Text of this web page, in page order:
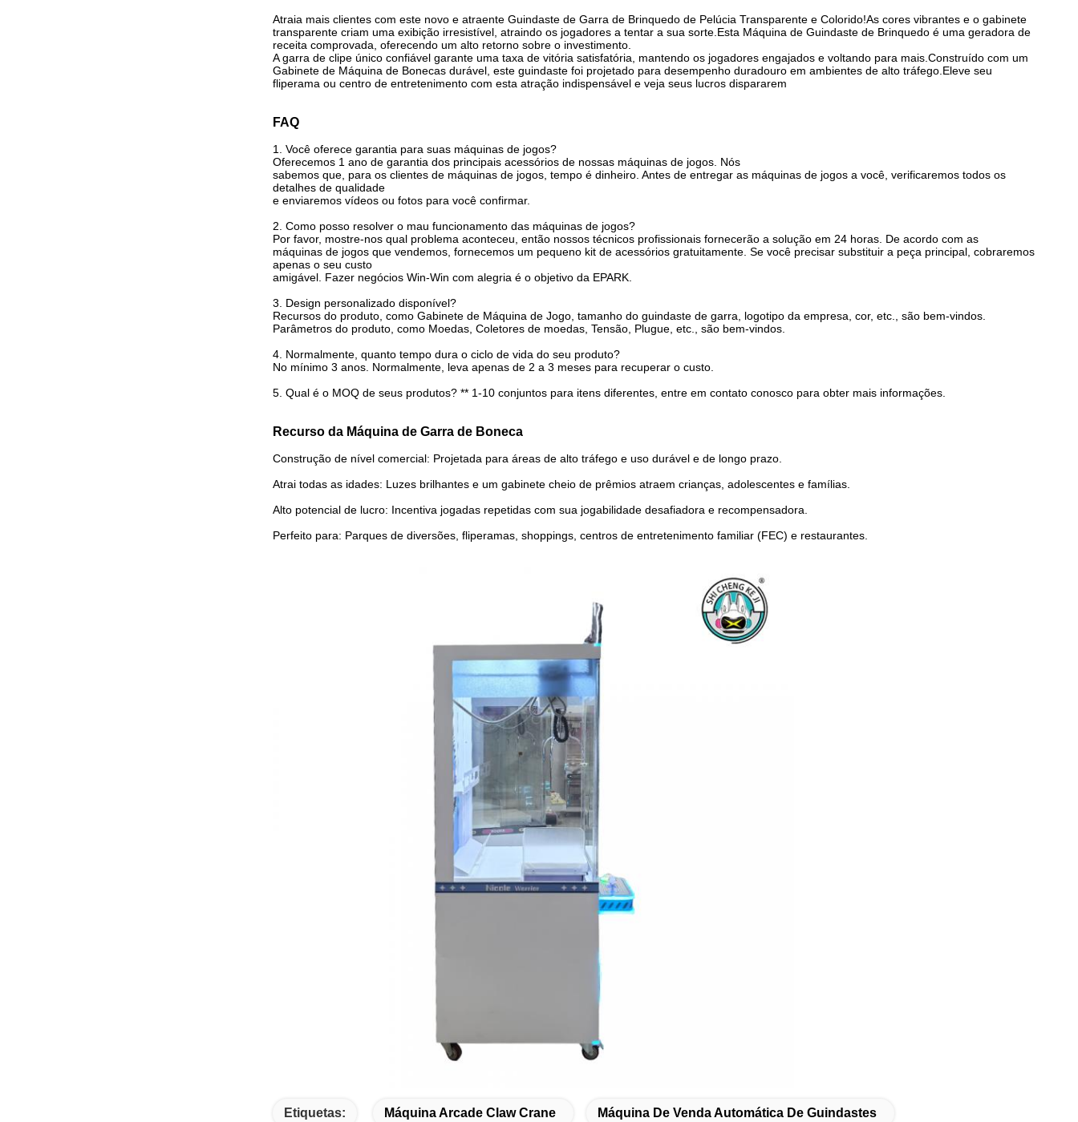
Atraia mais clientes com este novo e atraente Guindaste de Garra de Brinquedo de Pelúcia Transparente e Colorido!As cores vibrantes e o gabinete
transparente criam uma exibição irresistível, atraindo os jogadores a tentar a sua sorte. Esta Máquina de Guindaste de Brinquedo é uma geradora de
receita comprovada, oferecendo um alto retorno sobre o investimento.
A garra de clipe único confiável garante uma taxa de vitória satisfatória, mantendo os jogadores engajados e voltando para mais. Construído com um
Gabinete de Máquina de Bonecas durável, este guindaste foi projetado para desempenho duradouro em ambientes de alto tráfego. Eleve seu
fliperama ou centro de entretenimento com esta atração indispensável e veja seus lucros dispararem
FAQ
1. Você oferece garantia para suas máquinas de jogos?
Oferecemos 1 ano de garantia dos principais acessórios de nossas máquinas de jogos. Nós
sabemos que, para os clientes de máquinas de jogos, tempo é dinheiro. Antes de entregar as máquinas de jogos a você, verificaremos todos os
detalhes de qualidade
e enviaremos vídeos ou fotos para você confirmar.
2. Como posso resolver o mau funcionamento das máquinas de jogos?
Por favor, mostre-nos qual problema aconteceu, então nossos técnicos profissionais fornecerão a solução em 24 horas. De acordo com as
máquinas de jogos que vendemos, fornecemos um pequeno kit de acessórios gratuitamente. Se você precisar substituir a peça principal, cobraremos
apenas o seu custo
amigável. Fazer negócios Win-Win com alegria é o objetivo da EPARK.
3. Design personalizado disponível?
Recursos do produto, como Gabinete de Máquina de Jogo, tamanho do guindaste de garra, logotipo da empresa, cor, etc., são bem-vindos.
Parâmetros do produto, como Moedas, Coletores de moedas, Tensão, Plugue, etc., são bem-vindos.
4. Normalmente, quanto tempo dura o ciclo de vida do seu produto?
No mínimo 3 anos. Normalmente, leva apenas de 2 a 3 meses para recuperar o custo.
5. Qual é o MOQ de seus produtos? ** 1-10 conjuntos para itens diferentes, entre em contato conosco para obter mais informações.
Recurso da Máquina de Garra de Boneca
Construção de nível comercial: Projetada para áreas de alto tráfego e uso durável e de longo prazo.
Atrai todas as idades: Luzes brilhantes e um gabinete cheio de prêmios atraem crianças, adolescentes e famílias.
Alto potencial de lucro: Incentiva jogadas repetidas com sua jogabilidade desafiadora e recompensadora.
Perfeito para: Parques de diversões, fliperamas, shoppings, centros de entretenimento familiar (FEC) e restaurantes.
Etiquetas: Máquina Arcade Claw Crane Máquina De Venda Automática De Guindastes